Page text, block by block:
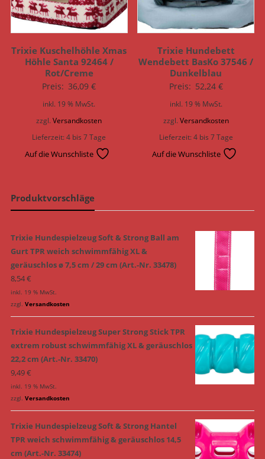
Trixie Kuschelhöhle Xmas
Höhle Santa 92464 /
Rot/Creme
Preis: 36,09€
inkl. 19 % MwSt.
zzgl.Versandkosten
Lieferzeit:4 bis 7 Tage
Auf die Wunschliste
Trixie Hundebett
Wendebett BasKo 37546 /
Dunkelblau
Preis: 52,24 €
inkl. 19 % MwSt.
zzgl. Versandkosten
Lieferzeit:4 bis 7 Tage
Auf die Wunschliste
Produktvorschläge
Trixie Hundespielzeug Soft & Strong Ball am
Gurt TPR weich schwimmfähig XL &
geräuschlos ø 7,5 cm / 29 cm (Art.-Nr. 33478)
8,54€
inkl. 19 % MwSt.
zzgl. Versandkosten
Trixie Hundespielzeug Super Strong Stick TPR
extrem robust schwimmfähig XL & geräuschlos
22,2 cm (Art.-Nr. 33470)
9,49€
inkl. 19 % MwSt.
zzgl. Versandkosten
Trixie Hundespielzeug Soft & Strong Hantel
TPR weich schwimmfähig & geräuschlos 14,5
cm (Art.-Nr. 33474)